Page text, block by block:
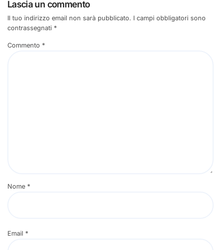
Lascia un commento
Il tuo indirizzo email non sarà pubblicato. I campi obbligatori sono
contrassegnati *
Commento *
Nome *
Email *